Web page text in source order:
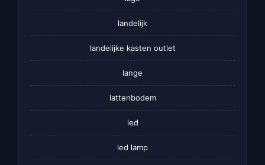
landelijk
landelijke kasten outlet
lange
lattenbodem
led
led lamp